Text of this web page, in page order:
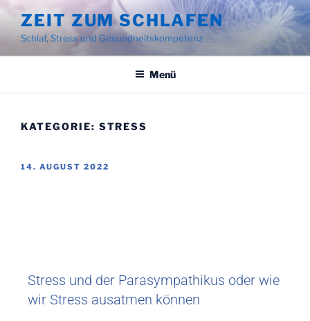
ZEIT ZUM SCHLAFEN
Schlaf, Stress und Gesundheitskompetenz
Menü
KATEGORIE: STRESS
14. AUGUST 2022
Stress und der Parasympathikus oder wie
wir Stress ausatmen können